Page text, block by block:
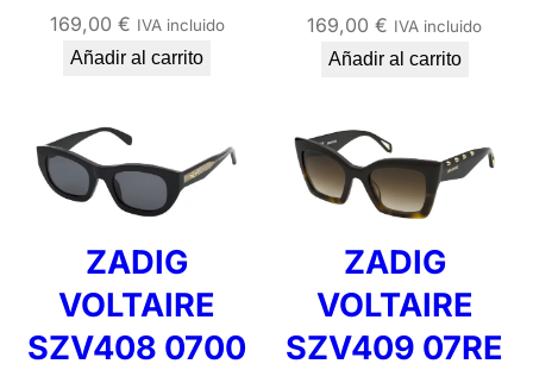
169,00 € IVA incluido
Añadir al carrito
169,00€ IVA incluido
Añadir al carrito
ZADIG
VOLTAIRE
SZV408 0700
ZADIG
VOLTAIRE
SZV409 07RE